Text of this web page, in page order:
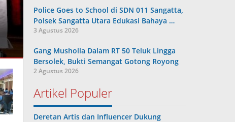
Police Goes to School di SDN 011 Sangatta,
Polsek Sangatta Utara Edukasi Bahaya …
3 Agustus 2026
Gang Musholla Dalam RT 50 Teluk Lingga
Bersolek, Bukti Semangat Gotong Royong
2 Agustus 2026
Artikel Populer
Deretan Artis dan Influencer Dukung